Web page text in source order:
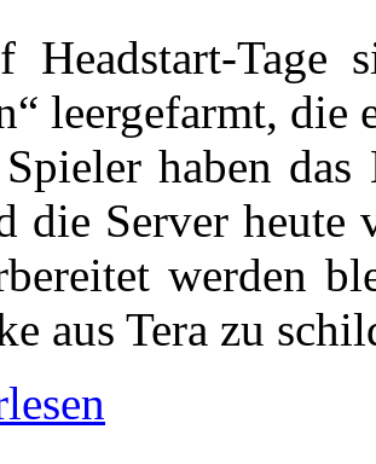
Headstart-Tage
leergefarmt, die
haben
die Server
werden
aus Tera zu